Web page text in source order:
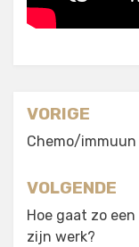
VORIGE
Chemo/immuun
VOLGENDE
Hoe gaat zo
zijn werk?